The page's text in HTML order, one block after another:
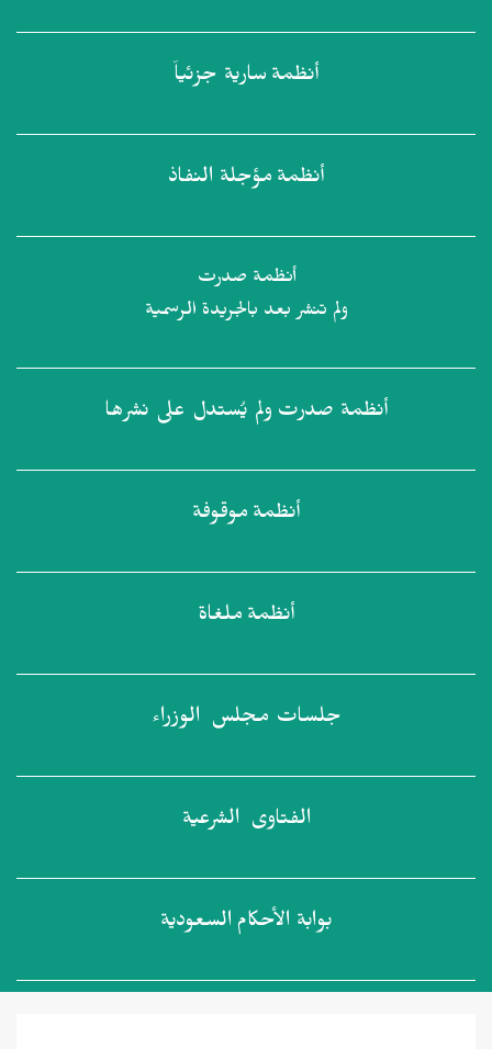
أنظمة سارية جزئياً
أنظمة مؤجلة النفاذ
أنظمة صدرت
ولم تنشر بعد بالجريدة الرسمية
أنظمة صدرت ولم يُستدل على نشرها
أنظمة موقوفة
أنظمة ملغاة
جلسات مجلس الوزراء
الفتاوى الشرعية
بوابة الأحكام السعودية